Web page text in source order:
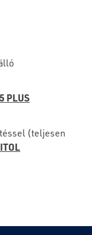
PLUS
(teljesen